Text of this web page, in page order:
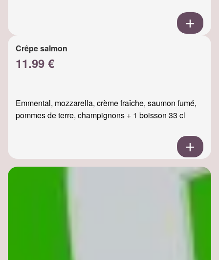
Crêpe salmon
11.99 €
Emmental, mozzarella, crème fraîche, saumon fumé,
pommes de terre, champignons + 1 boisson 33 cl